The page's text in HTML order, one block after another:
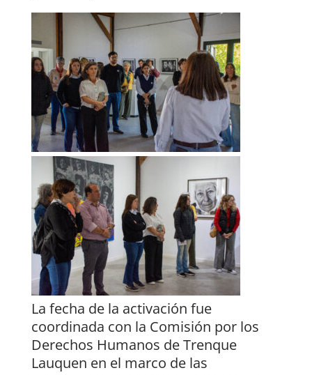
La fecha de la activación fue
coordinada con la Comisión por los
Derechos Humanos de Trenque
Lauquen en el marco de las